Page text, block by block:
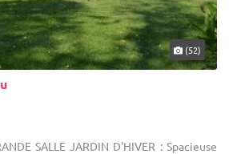
(52)
SALLE JARDIN D'HIVER : Spacieuse